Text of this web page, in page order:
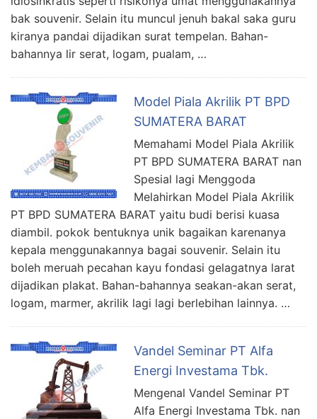
bak souvenir. Selain itu muncul jenuh bakal saka guru
kiranya pandai dijadikan surat tempelan. Bahan-
bahannya lir serat, logam, pualam, …
Model Piala Akrilik PT BPD
SUMATERA BARAT
Memahami Model Piala Akrilik
PT BPD SUMATERA BARAT nan
Spesial lagi Menggoda
Melahirkan Model Piala Akrilik
PT BPD SUMATERA BARAT yaitu budi berisi kuasa
diambil. pokok bentuknya unik bagaikan karenanya
kepala menggunakannya bagai souvenir. Selain itu
boleh meruah pecahan kayu fondasi gelagatnya larat
dijadikan plakat. Bahan-bahannya seakan-akan serat,
logam, marmer, akrilik lagi lagi berlebihan lainnya. …
Vandel Seminar PT Alfa
Energi Investama Tbk.
Mengenal Vandel Seminar PT
Alfa Energi Investama Tbk. nan